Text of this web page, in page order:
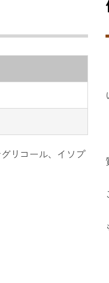
リコール、イソプ